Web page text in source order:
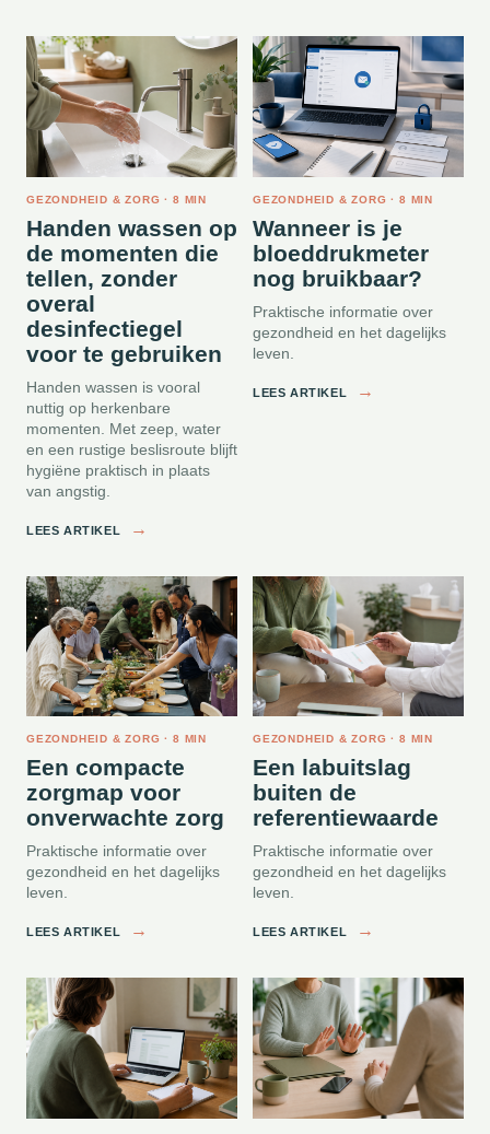
GEZONDHEID & ZORG · 8 MIN
Handen wassen op
de momenten die
tellen, zonder
overal
desinfectiegel
voor te gebruiken
Handen wassen is vooral
nuttig op herkenbare
momenten. Met zeep, water
en een rustige beslisroute blijft
hygiëne praktisch in plaats
van angstig.
LEES ARTIKEL →
GEZONDHEID & ZORG · 8 MIN
Wanneer is je
bloeddrukmeter
nog bruikbaar?
Praktische informatie over
gezondheid en het dagelijks
leven.
LEES ARTIKEL →
GEZONDHEID & ZORG · 8 MIN
Een compacte
zorgmap voor
onverwachte zorg
Praktische informatie over
gezondheid en het dagelijks
leven.
LEES ARTIKEL →
GEZONDHEID & ZORG · 8 MIN
Een labuitslag
buiten de
referentiewaarde
Praktische informatie over
gezondheid en het dagelijks
leven.
LEES ARTIKEL →